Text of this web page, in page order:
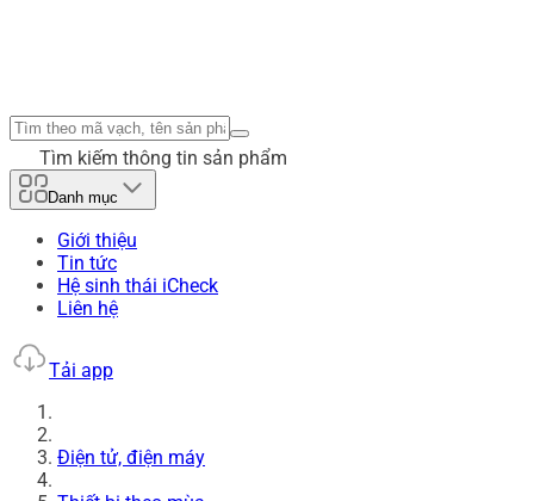
Tìm kiếm thông tin sản phẩm
Danh mục
Giới thiệu
Tin tức
Hệ sinh thái iCheck
Liên hệ
Tải app
Điện tử, điện máy